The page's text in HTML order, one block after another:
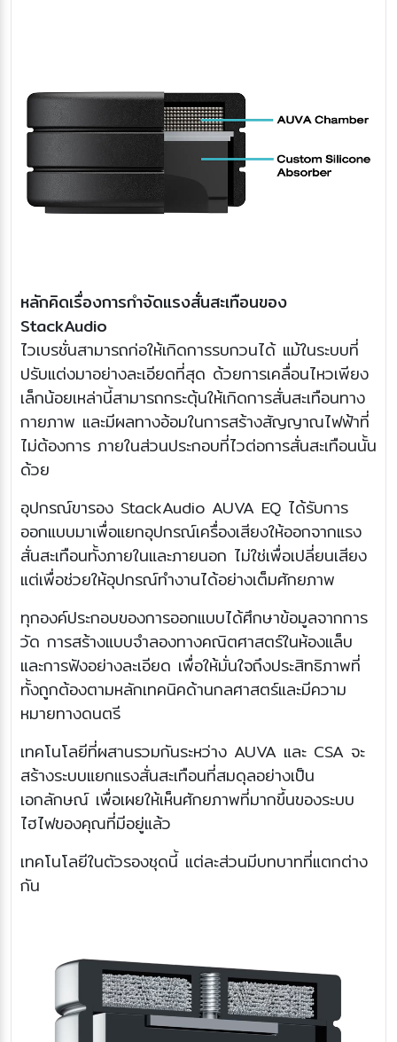
หลักคิดเรื่องการกำจัดแรงสั่นสะเทือนของ
StackAudio
ไวเบรชั่นสามารถก่อให้เกิดการรบกวนได้ แม้ในระบบที่
ปรับแต่งมาอย่างละเอียดที่สุด ด้วยการเคลื่อนไหวเพียง
เล็กน้อยเหล่านี้สามารถกระตุ้นให้เกิดการสั่นสะเทือนทาง
กายภาพ และมีผลทางอ้อมในการสร้างสัญญาณไฟฟ้าที่
ไม่ต้องการ ภายในส่วนประกอบที่ไวต่อการสั่นสะเทือนนั้น
ด้วย
อุปกรณ์ขารอง StackAudio AUVA EQ ได้รับการ
ออกแบบมาเพื่อแยกอุปกรณ์เครื่องเสียงให้ออกจากแรง
สั่นสะเทือนทั้งภายในและภายนอก ไม่ใช่เพื่อเปลี่ยนเสียง
แต่เพื่อช่วยให้อุปกรณ์ทำงานได้อย่างเต็มศักยภาพ
ทุกองค์ประกอบของการออกแบบได้ศึกษาข้อมูลจากการ
วัด การสร้างแบบจำลองทางคณิตศาสตร์ในห้องแล็บ
และการฟังอย่างละเอียด เพื่อให้มั่นใจถึงประสิทธิภาพที่
ทั้งถูกต้องตามหลักเทคนิคด้านกลศาสตร์และมีความ
หมายทางดนตรี
เทคโนโลยีที่ผสานรวมกันระหว่าง AUVA และ CSA จะ
สร้างระบบแยกแรงสั่นสะเทือนที่สมดุลอย่างเป็น
เอกลักษณ์ เพื่อเผยให้เห็นศักยภาพที่มากขึ้นของระบบ
ไฮไฟของคุณที่มีอยู่แล้ว
เทคโนโลยีในตัวรองชุดนี้ แต่ละส่วนมีบทบาทที่แตกต่าง
กัน